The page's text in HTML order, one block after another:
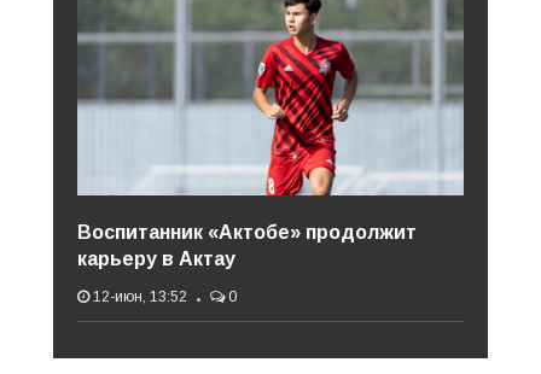
Воспитанник «Актобе» продолжит
карьеру в Актау
12-июн, 13:52 0